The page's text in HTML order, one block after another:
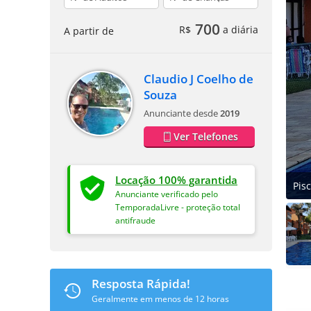
A partir de R$ 700 a diária
Claudio J Coelho de
Souza
Anunciante desde2019
Ver Telefones
Locação 100% garantida
Anunciante verificado pelo
TemporadaLivre - proteção total
antifraude
Resposta Rápida!
Geralmente em menos de 12 horas